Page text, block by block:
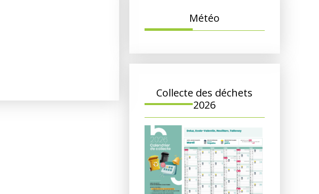
Météo
Collecte des déchets
2026